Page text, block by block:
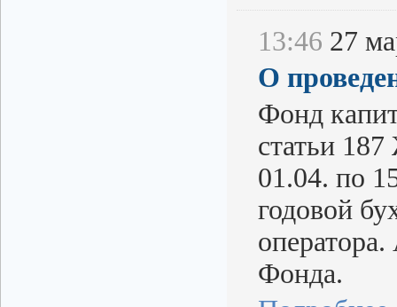
13:46 27
О
Фонд
статьи
01.04. по
годовой
Фонда.